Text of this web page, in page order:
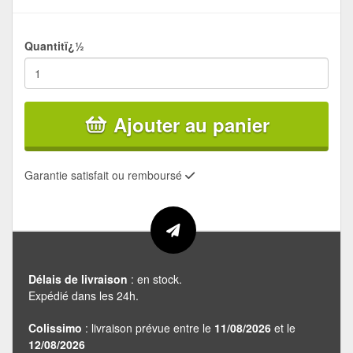
Quantitï¿½
Ajouter au panier
Garantie satisfait ou remboursé
Délais de livraison : en stock.
Expédié dans les 24h.
Colissimo : livraison prévue entre le 11/08/2026 et le
12/08/2026